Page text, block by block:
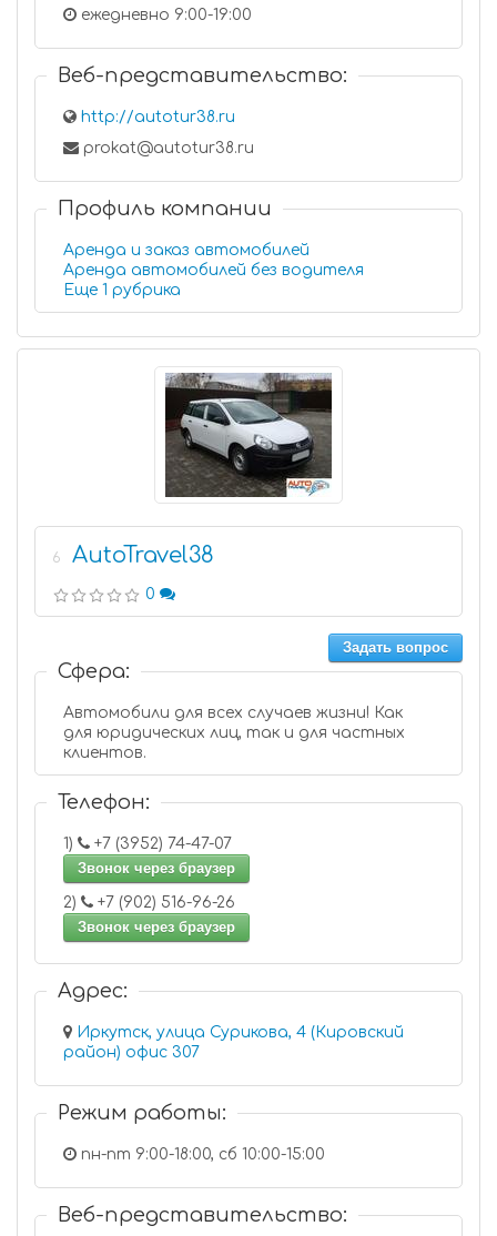
ежедневно 9:00-19:00
Веб-представительство:
http://autotur38.ru
prokat@autotur38.ru
Профиль компании
Аренда и заказ автомобилей
Аренда автомобилей без водителя
Еще 1 рубрика
6 AutoTravel38
0
Задать вопрос
Сфера:
Автомобили для всех случаев жизни! Как
для юридических лиц, так и для частных
клиентов.
Телефон:
1)
+7 (3952) 74-47-07
Звонок через браузер
2)
+7 (902) 516-96-26
Звонок через браузер
Адрес:
Иркутск, улица Сурикова, 4 (Кировский
район) офис 307
Режим работы:
пн-пт 9:00-18:00, сб 10:00-15:00
Веб-представительство: